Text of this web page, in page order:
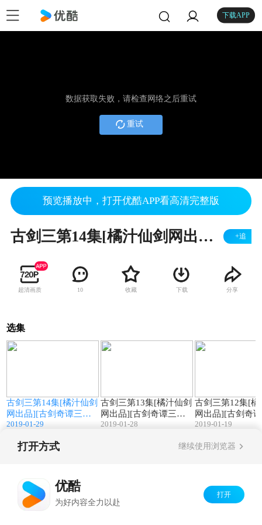
下载APP
数据获取失败，请检查网络之后重试
重试
预览播放中，打开优酷APP看高清完整版
古剑三第14集[橘汁仙剑网出品][古剑奇谭三全剧情动画配音版] +追
超清画质 10 收藏 下载 分享
选集
古剑三第14集[橘汁仙剑
网出品][古剑奇谭三全
剧情动画配音版]
2019-01-29
古剑三第13集[橘汁仙剑
网出品][古剑奇谭三全
剧情动画配音版]
2019-01-28
古剑三第12集[橘
网出品][古剑奇
剧情动画配音版]
2019-01-19
打开方式 继续使用浏览器
优酷
为好内容全力以赴
打开